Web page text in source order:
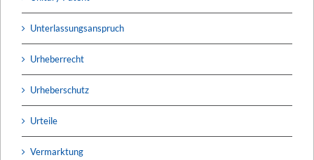
Unterlassungsanspruch
Urheberrecht
Urheberschutz
Urteile
Vermarktung